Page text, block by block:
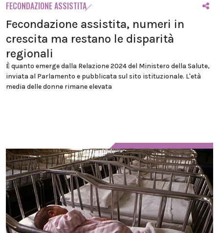
FECONDAZIONE ASSISTITA
Fecondazione assistita, numeri in
crescita ma restano le disparità
regionali
È quanto emerge dalla Relazione 2024 del Ministero della Salute,
inviata al Parlamento e pubblicata sul sito istituzionale. L'età
media delle donne rimane elevata